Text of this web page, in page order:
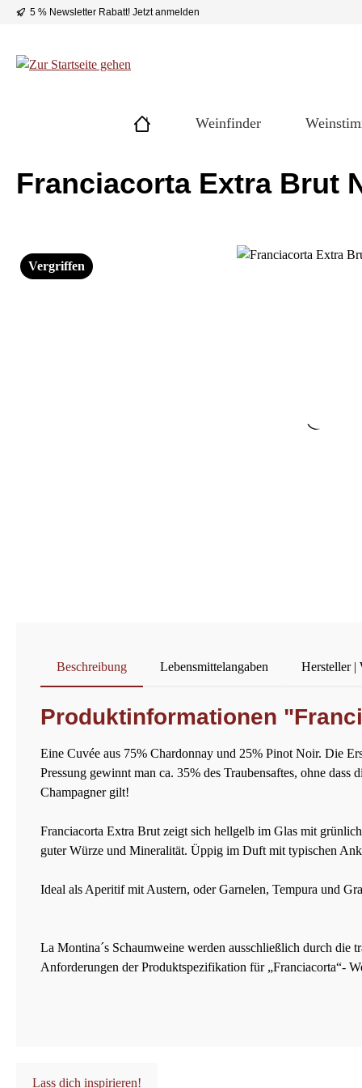
Hauptinhalt springen
Zur Suche springen
Zur Hauptnavigation springen
5 % Newsletter Rabatt! Jetzt anmelden
Weinfinder
Franciacorta Extra Brut
Bildergalerie überspringen
Vergriffen
Beschreibung Lebensmittelangaben Hersteller |
Produktinformationen
Eine Cuvée aus 75% Chardonnay und 25% Pinot Noir. Die
Pressung gewinnt man ca. 35% des Traubensaftes, ohne
Champagner gilt!
Franciacorta Extra Brut zeigt sich hellgelb im Glas mit
guter Würze und Mineralität. Üppig im Duft mit typischen
Ideal als Aperitif mit Austern, oder Garnelen, Tempura und
La Montina´s Schaumweine werden ausschließlich durch die
Anforderungen der Produktspezifikation für „Franciacorta“-
Lass dich inspirieren!